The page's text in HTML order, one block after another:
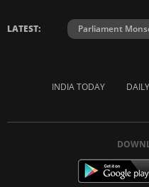
LATEST: Parliament
INDIA TODAY